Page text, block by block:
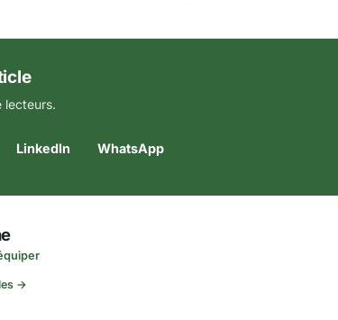
lecteurs.
LinkedIn WhatsApp
→